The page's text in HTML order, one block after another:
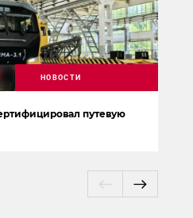
путевую
НОВОСТИ